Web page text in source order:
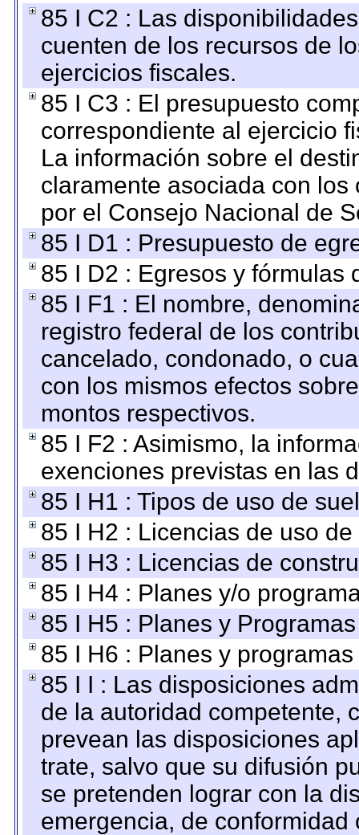
85 I C2 : Las
cuenten de los recursos de
ejercicios fiscales.
85 I C3 : El presupuesto
correspondiente al ejercicio
La información sobre el
claramente asociada con
por el Consejo Nacional de
85 I D1 : Presupuesto de
85 I D2 : Egresos y fórmulas
85 I F1 : El nombre,
registro federal de los
cancelado, condonado, o
con los mismos efectos
montos respectivos.
85 I F2 : Asimismo, la
exenciones previstas en las
85 I H1 : Tipos de uso de
85 I H2 : Licencias de uso
85 I H3 : Licencias de
85 I H4 : Planes y/o
85 I H5 : Planes y
85 I H6 : Planes y
85 I I : Las disposiciones
de la autoridad competente,
prevean las disposiciones
trate, salvo que su difusión
se pretenden lograr con la
emergencia, de